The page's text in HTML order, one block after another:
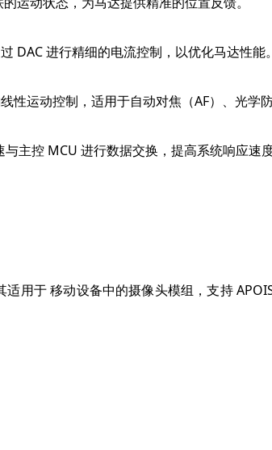
DAC 进行精细的电流控制，以优化马达性能。
运动控制，适用于自动对焦（AF）、光学防
主控 MCU 进行数据交换，提高系统响应速度
用于 移动设备中的摄像头模组，支持